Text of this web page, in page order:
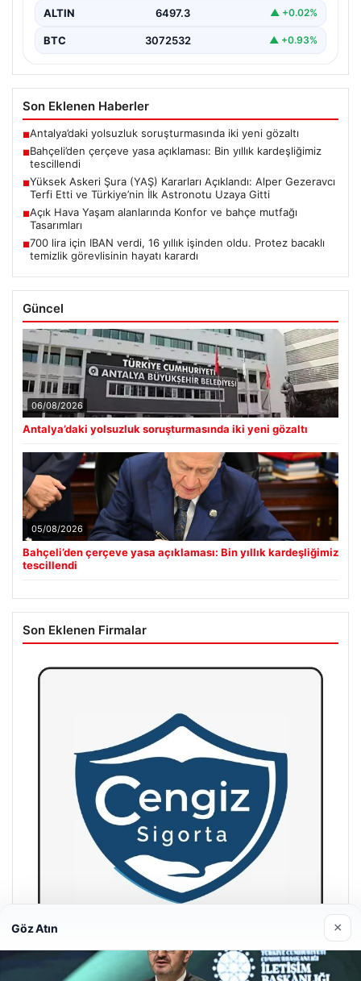
ALTIN 6497.3 ▲ +0.02%
BTC 3072532 ▲ +0.93%
Son Eklenen Haberler
■Antalya’daki yolsuzluk soruşturmasında iki yeni gözaltı
■Bahçeli’den çerçeve yasa açıklaması: Bin yıllık kardeşliğimiz
tescillendi
■Yüksek Askeri Şura (YAŞ) Kararları Açıklandı: Alper Gezeravcı
Terfi Etti ve Türkiye’nin İlk Astronotu Uzaya Gitti
■Açık Hava Yaşam alanlarında Konfor ve bahçe mutfağı
Tasarımları
■700 lira için IBAN verdi, 16 yıllık işinden oldu. Protez bacaklı
temizlik görevlisinin hayatı karardı
Güncel
06/08/2026
Antalya’daki yolsuzluk soruşturmasında iki yeni gözaltı
05/08/2026
Bahçeli’den çerçeve yasa açıklaması: Bin yıllık kardeşliğimiz
tescillendi
Son Eklenen Firmalar
Göz Atın ×